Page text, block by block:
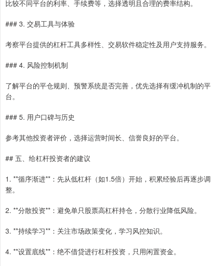
比较不同平台的利率、手续费等，选择透明且合理的费率结构。
### 3. 交易工具与体验
考察平台提供的杠杆工具多样性、交易软件稳定性及用户支持服务。
### 4. 风险控制机制
了解平台的平仓规则、预警系统是否完善，优先选择有缓冲机制的平
台。
### 5. 用户口碑与历史
参考其他投资者评价，选择运营时间长、信誉良好的平台。
## 五、给杠杆投资者的建议
1. **循序渐进**：先从低杠杆（如1.5倍）开始，积累经验后再逐步调
整。
2. **分散投资**：避免单只股票高杠杆持仓，分散行业降低风险。
3. **持续学习**：关注市场政策变化，学习风控知识。
4. **设置底线**：绝不借贷进行杠杆投资，只用闲置资金。